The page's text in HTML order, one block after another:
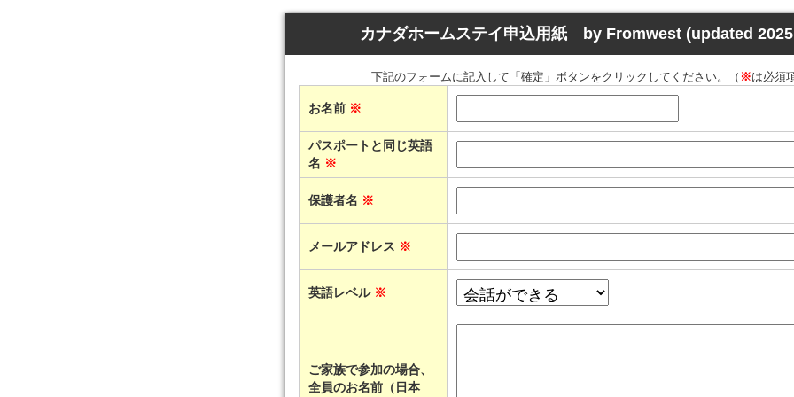
カナダホームステイ申込用紙 by Fromwest (updated
下記のフォームに記入して「確定」ボタンをクリックしてください。（ ※は必須
お名前 ※
パスポートと同じ英語
名 ※
保護者名 ※
メールアドレス ※
英語レベル ※
ご家族で参加の場合、
全員のお名前（日本